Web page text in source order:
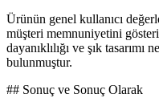
Ürünün genel kullanıcı
müşteri memnuniyetini
dayanıklılığı ve şık
bulunmuştur.
## Sonuç ve Sonuç Olarak